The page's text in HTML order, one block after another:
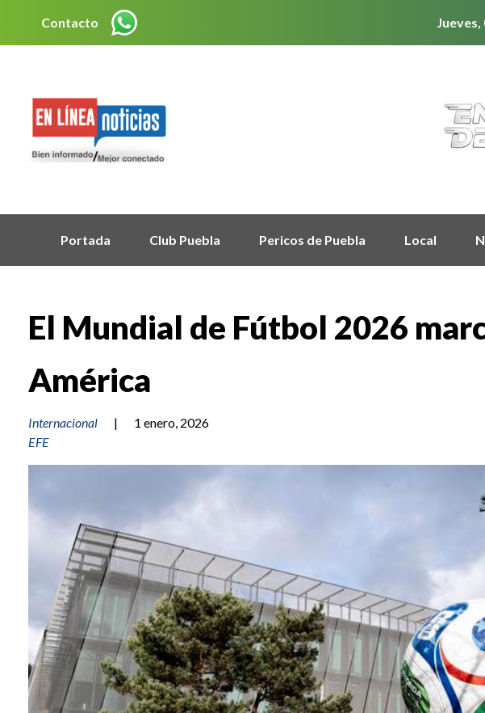
Contacto
Portada Club Puebla Pericos de Puebla Local
El Mundial de Fútbol 2026
América
Internacional |
1 enero, 2026
EFE